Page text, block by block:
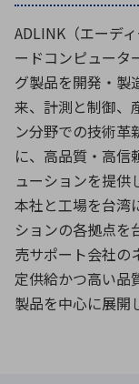
ADLINK（エーデ
ードコンピュータ
グ製品を開発・製
来、計測と制御、
ン分野での技術革
に、高品質・高信
ューションを提供
本社と工場を台湾
ションの各拠点を
売サポート会社の
定供給かつ高い品
製品を中心に展開